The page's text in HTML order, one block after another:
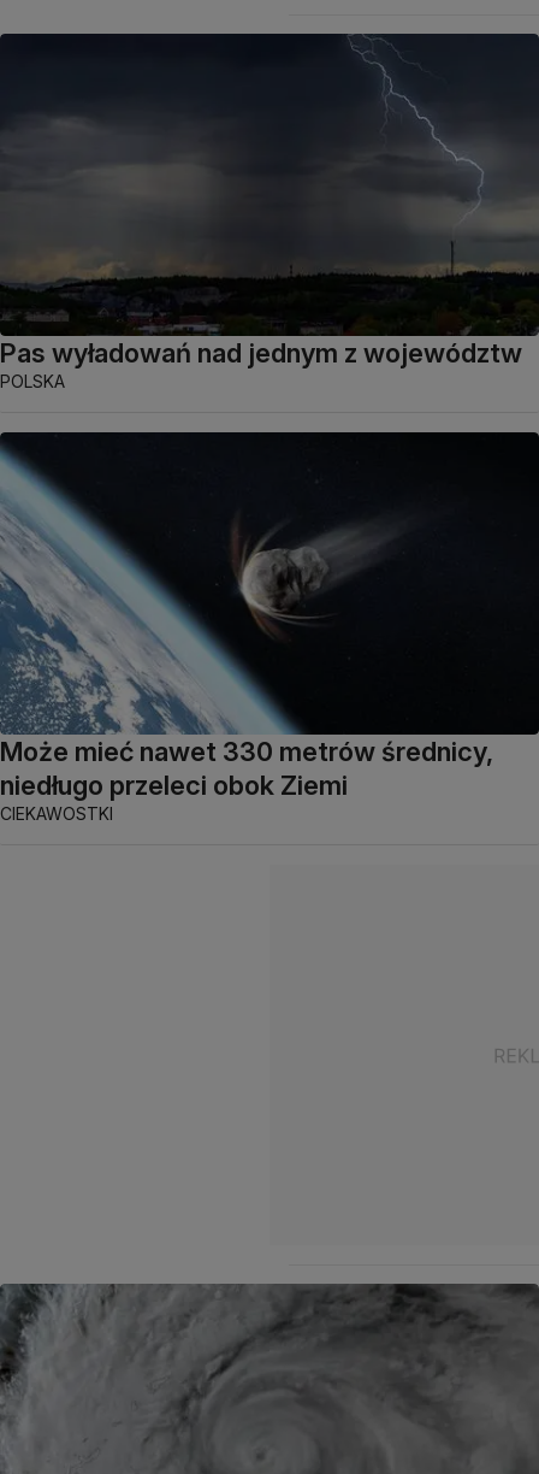
Pas wyładowań nad jednym z województw
POLSKA
Może mieć nawet 330 metrów średnicy,
niedługo przeleci obok Ziemi
CIEKAWOSTKI